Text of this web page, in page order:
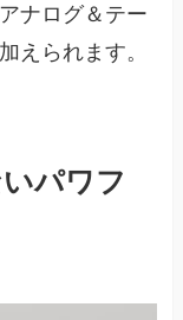
ナログ＆テー
えられます。
パワフ